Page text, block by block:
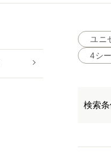
ユニ
4シ